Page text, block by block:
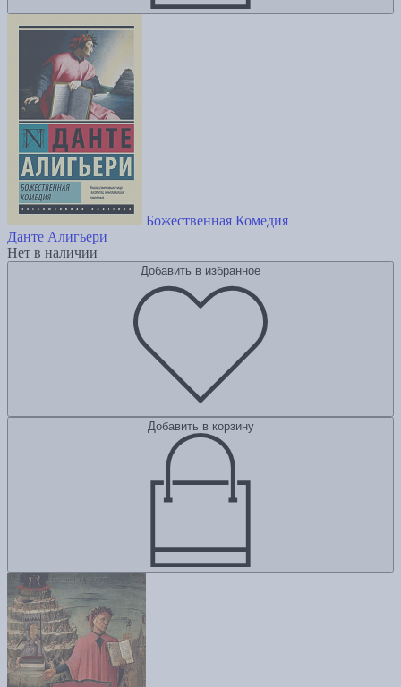
Божественная Комедия
Данте Алигьери
Нет в наличии
Добавить в избранное
Добавить в корзину